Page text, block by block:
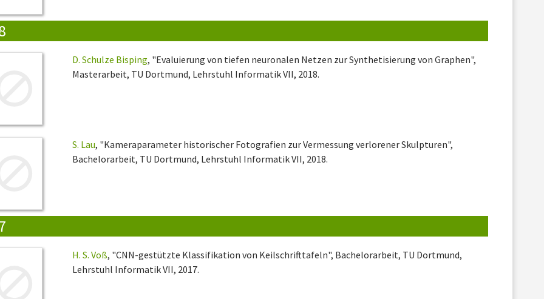
D. Schulze Bisping, "Evaluierung von tiefen neuronalen Netzen zur Synthetisierung von Graphen",
Masterarbeit, TU Dortmund, Lehrstuhl Informatik VII, 2018.
S. Lau, "Kameraparameter historischer Fotografien zur Vermessung verlorener Skulpturen",
Bachelorarbeit, TU Dortmund, Lehrstuhl Informatik VII, 2018.
H. S. Voß, "CNN-gestützte Klassifikation von Keilschrifttafeln", Bachelorarbeit, TU Dortmund,
Lehrstuhl Informatik VII, 2017.